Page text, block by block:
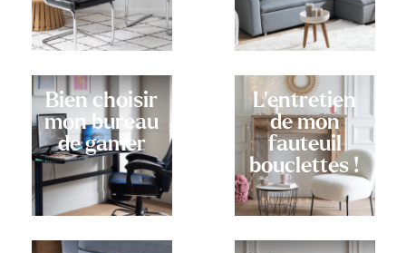
Bien choisir
mon bureau
de gamer
L’entretien
de mon
fauteuil
bouclettes !